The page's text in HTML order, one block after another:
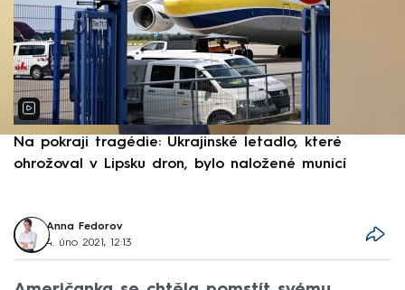
Na pokraji tragédie: Ukrajinské letadlo, které
ohrožoval v Lipsku dron, bylo naložené municí
Anna Fedorov
4. úno 2021, 12:13